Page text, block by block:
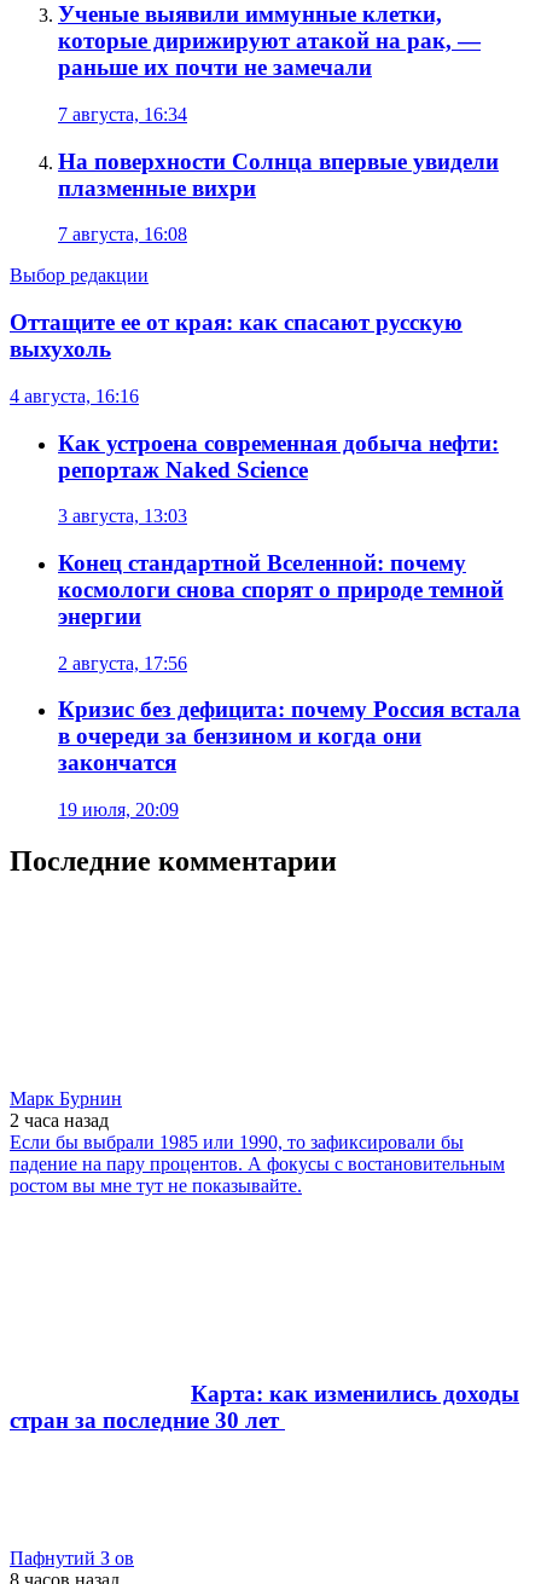
Ученые выявили иммунные клетки,
которые дирижируют атакой на рак, —
раньше их почти не замечали
7 августа, 16:34
На поверхности Солнца впервые увидели
плазменные вихри
7 августа, 16:08
Выбор редакции
Оттащите ее от края: как спасают русскую
выхухоль
4 августа, 16:16
Как устроена современная добыча нефти:
репортаж Naked Science
3 августа, 13:03
Конец стандартной Вселенной: почему
космологи снова спорят о природе темной
энергии
2 августа, 17:56
Кризис без дефицита: почему Россия встала
в очереди за бензином и когда они
закончатся
19 июля, 20:09
Последние комментарии
Марк Бурнин
2 часа назад
Если бы выбрали 1985 или 1990, то зафиксировали бы
падение на пару процентов. А фокусы с востановительным
ростом вы мне тут не показывайте.
Карта: как изменились доходы
стран за последние 30 лет
Пафнутий З ов